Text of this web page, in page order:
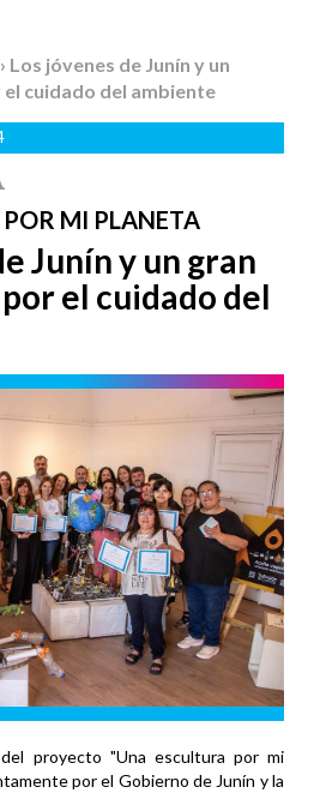
› Los jóvenes de Junín y un
cuidado del ambiente
MI PLANETA
Junín y un gran
el cuidado del
proyecto "Una escultura por mi
por el Gobierno de Junín y la